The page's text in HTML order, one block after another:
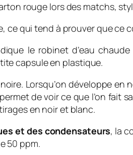
rouge lors des matchs,
ce qui tend à prouver que
le robinet d’eau
capsule en plastique.
Lorsqu’on développe
de voir ce que l’on fait
en noir et blanc.
et des condensateurs, la
50 ppm.